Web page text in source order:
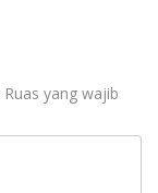
Ruas yang wajib